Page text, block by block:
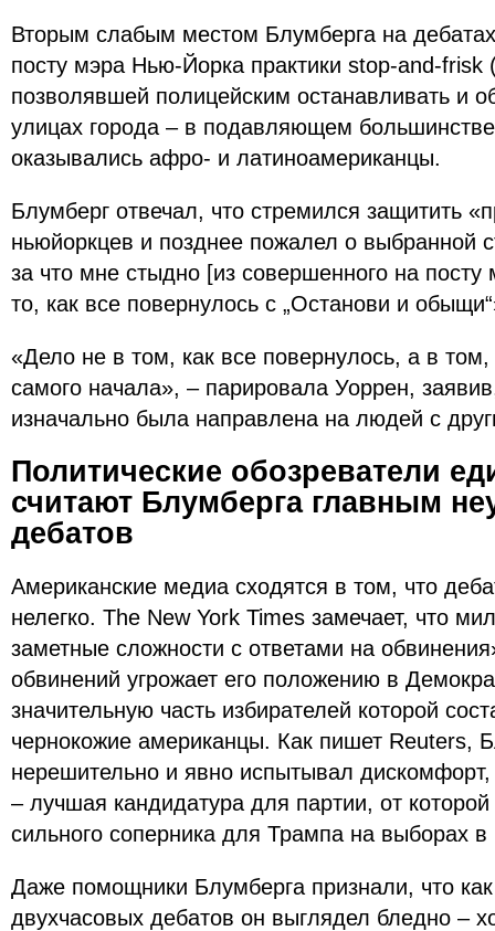
Вторым слабым местом Блумберга на
посту мэра Нью-Йорка практики stop-and-
позволявшей полицейским останавливать и
улицах города – в подавляющем
оказывались афро- и латиноамериканцы.
Блумберг отвечал, что стремился защитить
ньюйоркцев и позднее пожалел о выбранной
за что мне стыдно [из совершенного на
то, как все повернулось с „Останови и
«Дело не в том, как все повернулось, а в
самого начала», – парировала Уоррен,
изначально была направлена на людей с
Политические обозреватели
считают Блумберга главным
дебатов
Американские медиа сходятся в том, что
нелегко. The New York Times замечает, что
заметные сложности с ответами на
обвинений угрожает его положению в
значительную часть избирателей которой
чернокожие американцы. Как пишет Reuters,
нерешительно и явно испытывал дискомфорт,
– лучшая кандидатура для партии, от
сильного соперника для Трампа на выборах в
Даже помощники Блумберга признали, что
двухчасовых дебатов он выглядел бледно –